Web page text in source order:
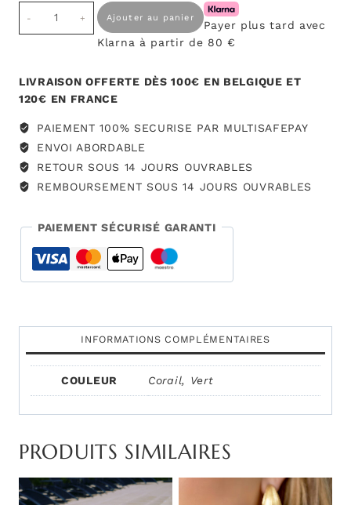
zigzag
Ajouter au panier
Payer plus tard avec
Klarna à partir de 80 €
LIVRAISON OFFERTE DÈS 100€ EN BELGIQUE ET
120€ EN FRANCE
PAIEMENT 100% SECURISE PAR MULTISAFEPAY
ENVOI ABORDABLE
RETOUR SOUS 14 JOURS OUVRABLES
REMBOURSEMENT SOUS 14 JOURS OUVRABLES
PAIEMENT SÉCURISÉ GARANTI
INFORMATIONS COMPLÉMENTAIRES
COULEUR Corail, Vert
PRODUITS SIMILAIRES